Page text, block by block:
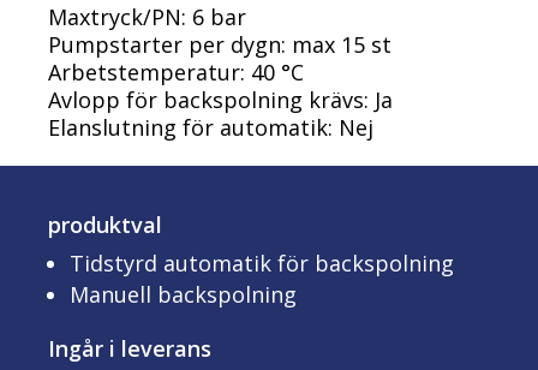
Maxtryck/PN: 6 bar
Pumpstarter per dygn: max 15 st
Arbetstemperatur: 40 °C
Avlopp för backspolning krävs: Ja
Elanslutning för automatik: Nej
produktval
Tidstyrd automatik för backspolning
Manuell backspolning
Ingår i leverans